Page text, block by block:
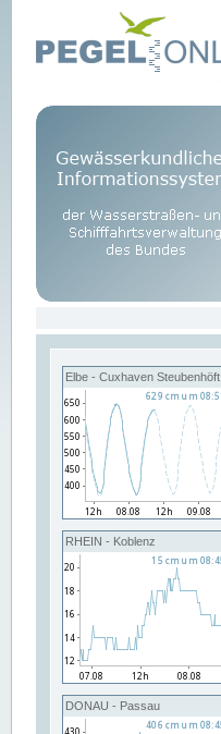
Elbe - Cuxhaven Steubenhöft
RHEIN - Koblenz
DONAU - Passau